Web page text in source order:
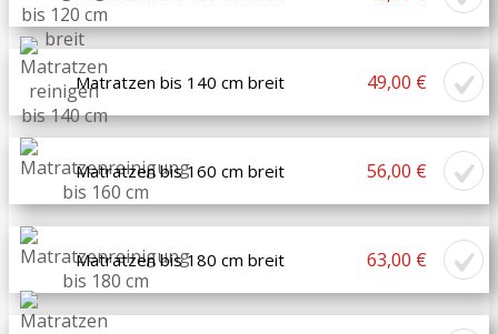
Matratzen bis 140 cm breit 49,00 €
Matratzen bis 160 cm breit 56,00 €
Matratzen bis 180 cm breit 63,00 €